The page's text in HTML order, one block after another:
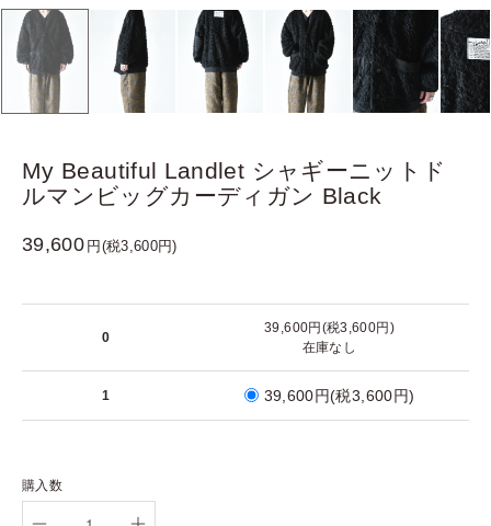
My Beautiful Landlet シャギーニットド
ルマンビッグカーディガン Black
39,600 円(税3,600円)
0
39,600円(税3,600円)
在庫なし
1 39,600円(税3,600円)
購入数